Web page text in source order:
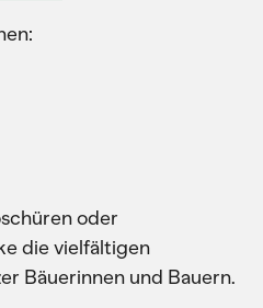
oder
die vielfältigen
Bäuerinnen und Bauern.